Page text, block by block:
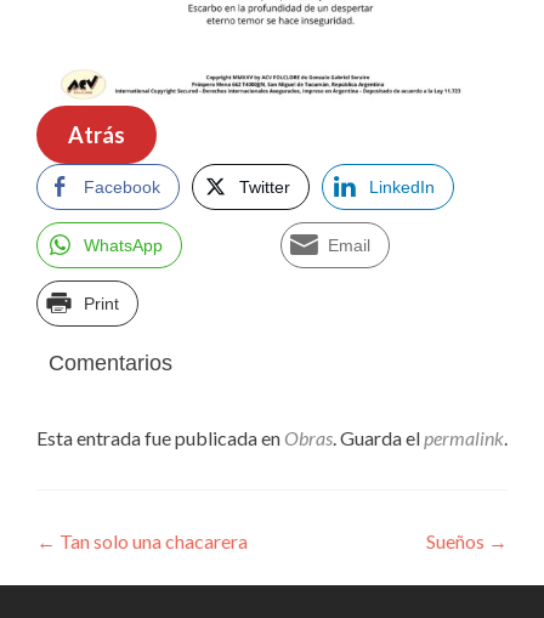
Atrás
Facebook Twitter LinkedIn
WhatsApp Email
Print
Comentarios
Esta entrada fue publicada en Obras . Guarda el permalink
Navegación
de
← Tan solo una chacarera Sueños →